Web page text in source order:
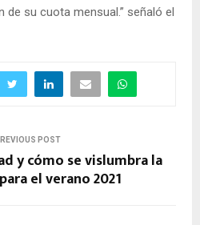
su cuota mensual.” señaló el
POST
y cómo se vislumbra la
el verano 2021